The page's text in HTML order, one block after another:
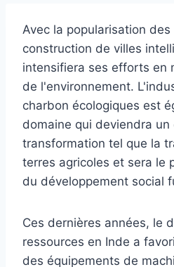
Avec la popularisation
construction de villes
intensifiera ses efforts en
de l'environnement.
charbon écologiques est
domaine qui deviendra
transformation tel que la
terres agricoles et sera le
du développement social
Ces dernières années, le
ressources en Inde a
des équipements de